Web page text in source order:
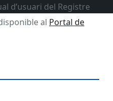
d’usuari del Registre
al Portal de